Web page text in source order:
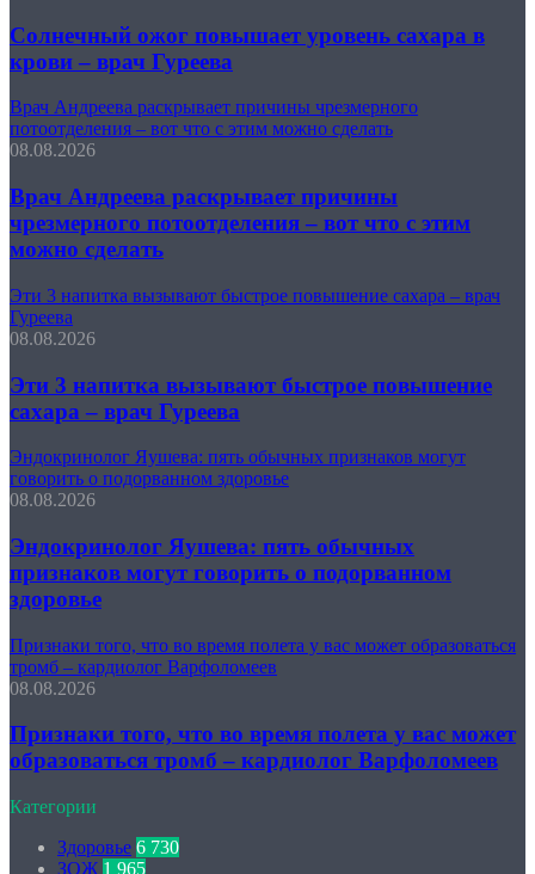
Солнечный ожог повышает уровень сахара в
крови – врач Гуреева
Врач Андреева раскрывает причины чрезмерного
потоотделения – вот что с этим можно сделать
08.08.2026
Врач Андреева раскрывает причины
чрезмерного потоотделения – вот что с этим
можно сделать
Эти 3 напитка вызывают быстрое повышение сахара – врач
Гуреева
08.08.2026
Эти 3 напитка вызывают быстрое повышение
сахара – врач Гуреева
Эндокринолог Яушева: пять обычных признаков могут
говорить о подорванном здоровье
08.08.2026
Эндокринолог Яушева: пять обычных
признаков могут говорить о подорванном
здоровье
Признаки того, что во время полета у вас может образоваться
тромб – кардиолог Варфоломеев
08.08.2026
Признаки того, что во время полета у вас может
образоваться тромб – кардиолог Варфоломеев
Категории
Здоровье 6 730
ЗОЖ 1 965